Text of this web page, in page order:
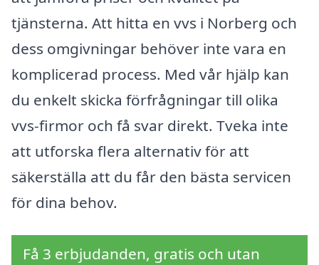
tjänsterna. Att hitta en vvs i Norberg och
dess omgivningar behöver inte vara en
komplicerad process. Med vår hjälp kan
du enkelt skicka förfrågningar till olika
vvs-firmor och få svar direkt. Tveka inte
att utforska flera alternativ för att
säkerställa att du får den bästa servicen
för dina behov.
Få 3 erbjudanden, gratis och utan